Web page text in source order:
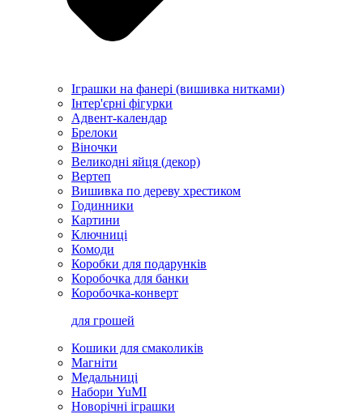
Іграшки на фанері (вишивка нитками)
Інтер'єрні фігурки
Адвент-календар
Брелоки
Віночки
Великодні яйця (декор)
Вертеп
Вишивка по дереву хрестиком
Годинники
Картини
Ключниці
Комоди
Коробки для подарунків
Коробочка для банки
Коробочка-конверт
для грошей
Кошики для смаколиків
Магніти
Медальниці
Набори YuMI
Новорічні іграшки